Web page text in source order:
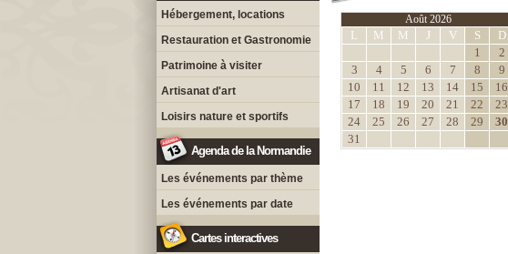
Hébergement, locations
Restauration et Gastronomie
Patrimoine à visiter
Artisanat d'art
Loisirs nature et sportifs
Agenda de la Normandie
Les événements par thème
Les événements par date
Cartes interactives
Août 2026
L M M J V S
D
1
2
3
4 5 6 7 8
9
10
11 12 13 14 15
16
17
18 19 20 21 22
23
24
25 26 27 28 29
30
31